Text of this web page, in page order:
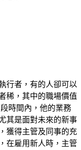
行者，有的人卻可以
稀，其中的職場價值
時間內，他的業務
其是面對未來的新事
獲得主管及同事的充
在雇用新人時，主管